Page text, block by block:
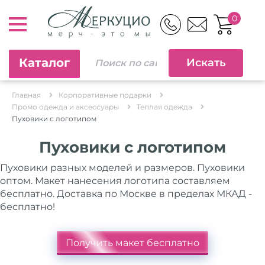
0
Каталог
Главная
Корпоративные подарки
Промо одежда и аксессуары
Теплая одежда
Пуховики с логотипом
Пуховики с логотипом
Пуховики разных моделей и размеров. Пуховики
оптом. Макет нанесения логотипа составляем
бесплатно. Доставка по Москве в пределах МКАД -
бесплатно!
Получить макет бесплатно